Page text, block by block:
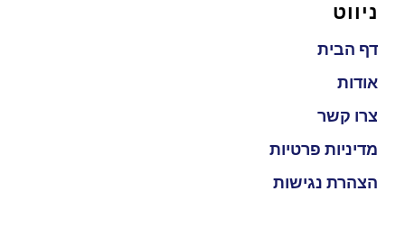
ניווט
דף הבית
אודות
צרו קשר
מדיניות פרטיות
הצהרת נגישות